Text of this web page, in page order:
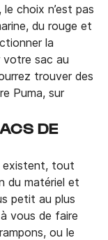
choix n’est pas
du rouge et
la
votre sac au
trouver des
Puma, sur
DE
existent, tout
du matériel et
petit au plus
vous de faire
ou le